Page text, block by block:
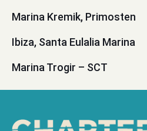
Marina Kremik, Primosten
Ibiza, Santa Eulalia Marina
Marina Trogir – SCT